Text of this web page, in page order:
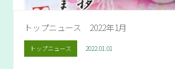
トップニュース 2022年1月
トップニュース 2022.01.01